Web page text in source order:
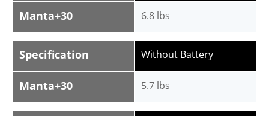
Manta+30 6.8 lbs
Specification
Manta+30
Without Battery
5.7 lbs